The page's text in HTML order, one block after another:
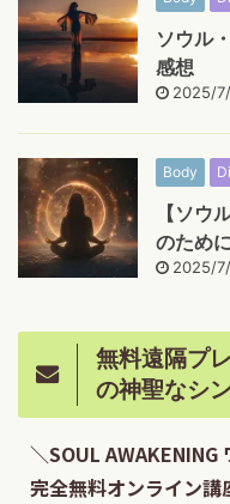
ソウル
感想
2025/
Body
【ソウ
のため
2025/
無料遠隔プ
の神聖なシ
＼SOUL
完全無料オンライン